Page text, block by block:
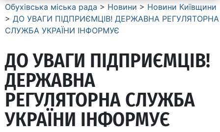
Обухівська міська рада > Новини > Новини Київщини
> ДО УВАГИ ПІДПРИЄМЦІВ! ДЕРЖАВНА РЕГУЛЯТОРНА
СЛУЖБА УКРАЇНИ ІНФОРМУЄ
ДО УВАГИ ПІДПРИЄМЦІВ!
ДЕРЖАВНА
РЕГУЛЯТОРНА СЛУЖБА
УКРАЇНИ ІНФОРМУЄ